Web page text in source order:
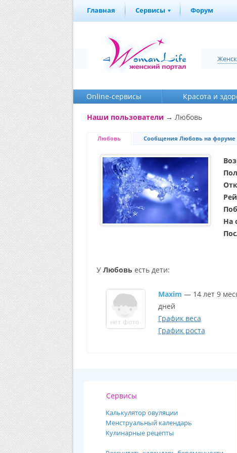
Главная Сервисы Форум
Online-cервисы Красота и
Наши пользователи → Любовь
Любовь Сообщения Любовь на форуме
Пол
На
У Любовь есть дети:
Maxim — 14 лет 9
дней
График веса
График роста
Сервисы
Калькулятор овуляции
Менструальный календарь
Кулинарные рецепты